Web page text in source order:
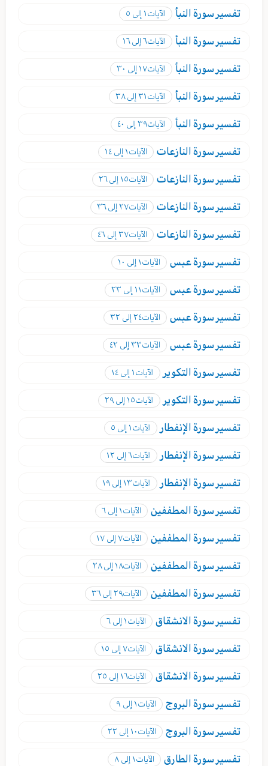
تفسير سورة النبأ الآيات١ إلى ٥
تفسير سورة النبأ الآيات٦ إلى ١٦
تفسير سورة النبأ الآيات١٧ إلى ٣٠
تفسير سورة النبأ الآيات٣١ إلى ٣٨
تفسير سورة النبأ الآيات٣٩ إلى ٤٠
تفسير سورة النازعات الآيات١ إلى ١٤
تفسير سورة النازعات الآيات١٥ إلى ٢٦
تفسير سورة النازعات الآيات٢٧ إلى ٣٦
تفسير سورة النازعات الآيات٣٧ إلى ٤٦
تفسير سورة عبس الآيات١ إلى ١٠
تفسير سورة عبس الآيات١١ إلى ٢٣
تفسير سورة عبس الآيات٢٤ إلى ٣٢
تفسير سورة عبس الآيات٣٣ إلى ٤٢
تفسير سورة التكوير الآيات١ إلى ١٤
تفسير سورة التكوير الآيات١٥ إلى ٢٩
تفسير سورة الإنفطار الآيات١ إلى ٥
تفسير سورة الإنفطار الآيات٦ إلى ١٢
تفسير سورة الإنفطار الآيات١٣ إلى ١٩
تفسير سورة المطففين الآيات١ إلى ٦
تفسير سورة المطففين الآيات٧ إلى ١٧
تفسير سورة المطففين الآيات١٨ إلى ٢٨
تفسير سورة المطففين الآيات٢٩ إلى ٣٦
تفسير سورة الانشقاق الآيات١ إلى ٦
تفسير سورة الانشقاق الآيات٧ إلى ١٥
تفسير سورة الانشقاق الآيات١٦ إلى ٢٥
تفسير سورة البروج الآيات١ إلى ٩
تفسير سورة البروج الآيات١٠ إلى ٢٢
تفسير سورة الطارق الآيات١ إلى ٨